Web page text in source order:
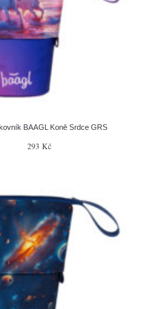
BAAGL Koně Srdce GRS
293 Kč